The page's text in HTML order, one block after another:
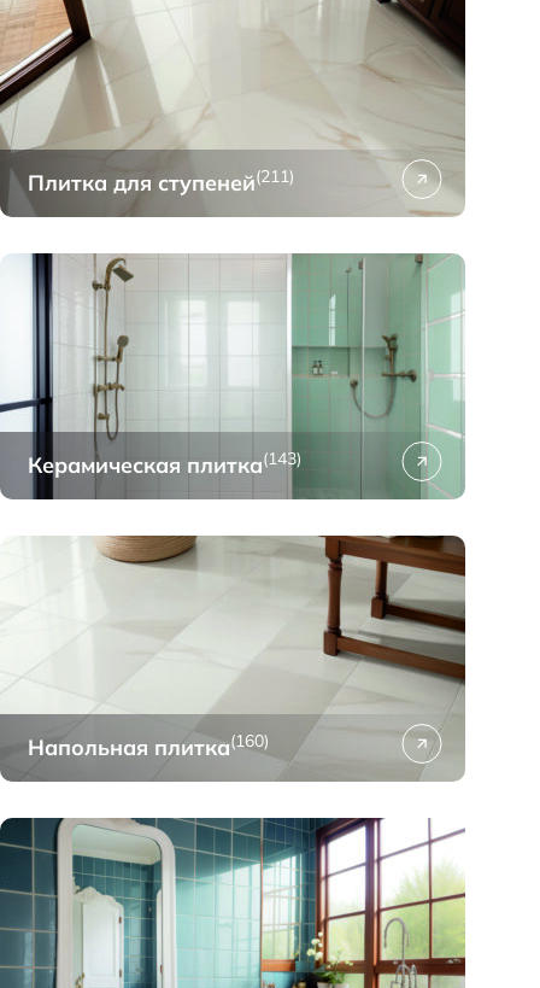
Плитка для ступеней(211)
Керамическая плитка(143)
Напольная плитка(160)